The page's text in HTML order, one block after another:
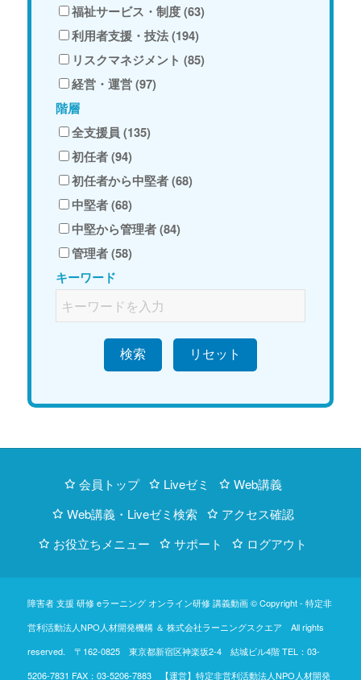
福祉サービス・制度 (63)
利用者支援・技法 (194)
リスクマネジメント (85)
経営・運営 (97)
階層
全支援員 (135)
初任者 (94)
初任者から中堅者 (68)
中堅者 (68)
中堅から管理者 (84)
管理者 (58)
キーワード
検索
会員トップ Liveゼミ
Web講義
Web講義・Liveゼミ検索
アクセス確認
お役立ちメニュー
サポート ログアウト
障害者 支援 研修 eラーニング オンライン研修 講義動画 © Copyright - 特定非
営利活動法人NPO人材開発機構＆ 株式会社ラーニングスクエア All rights
reserved. 〒162-0825 東京都新宿区神楽坂2-4 結城ビル4階TEL：03-
5206-7831 FAX：03-5206-7883 【運営】特定非営利活動法人NPO人材開発